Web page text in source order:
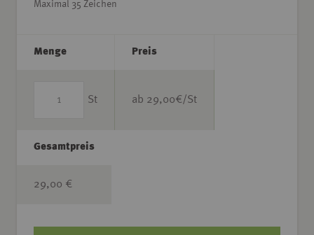
Maximal 35 Zeichen
Menge
St
Preis
ab 29,00€/St
Gesamtpreis
29,00 €